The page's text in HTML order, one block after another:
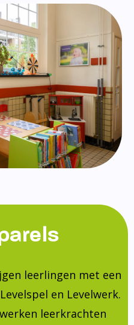
leerlingen met een
en Levelwerk.
leerkrachten